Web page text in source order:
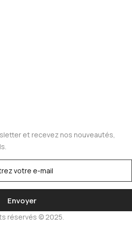
et recevez nos nouveautés,
réservés © 2025.